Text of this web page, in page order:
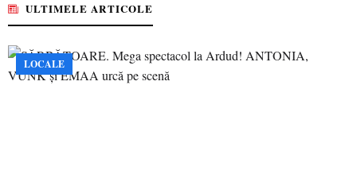
ULTIMELE ARTICOLE
LOCALE